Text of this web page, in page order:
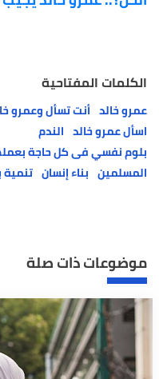
الكلمات المفتاحية
عمرو خالد أنت تسأل وعمرو
اسأل عمرو خالد الندم
بلوم نفسي فى كل حاجة
المسلمين بناء إنسان
موضوعات ذات صلة